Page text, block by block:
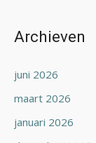
Archieven
juni 2026
maart 2026
januari 2026